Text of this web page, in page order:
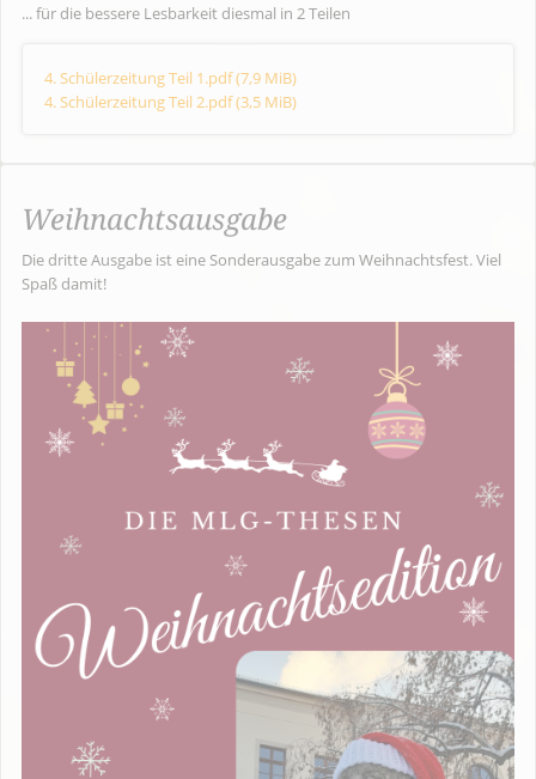
... für die bessere Lesbarkeit diesmal in 2 Teilen
4. Schülerzeitung Teil 1.pdf(7,9 MiB)
4. Schülerzeitung Teil 2.pdf(3,5 MiB)
Weihnachtsausgabe
Die dritte Ausgabe ist eine Sonderausgabe zum Weihnachtsfest. Viel
Spaß damit!